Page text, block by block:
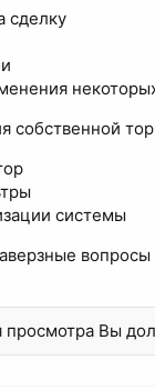
сделку
собственной
системы
вопросы
просмотра Вы